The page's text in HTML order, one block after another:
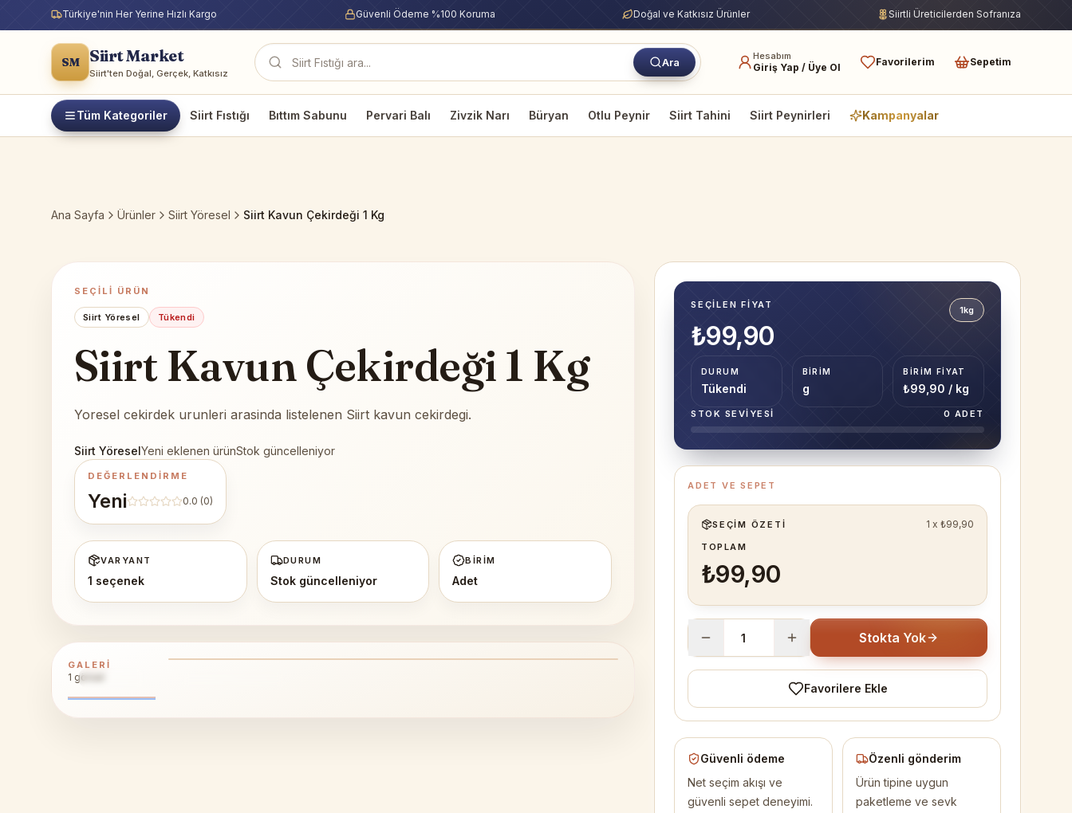
Türkiye'nin Her Yerine Hızlı Kargo Güvenli Ödeme %100 Koruma Doğal ve Katkısız Ürünler Siirtli Üreticilerden Sofranıza
SM Siirt Market
Siirt'ten Doğal, Gerçek, Katkısız Ürün ara
Ara Hesabım
Giriş Yap / Üye Ol Favorilerim Sepetim
Tüm Kategoriler Siirt Fıstığı Bıttım Sabunu Pervari Balı Zivzik Narı Büryan Otlu Peynir Siirt Tahini Siirt Peynirleri Kampanyalar
Ana Sayfa Ürünler Siirt Yöresel Siirt Kavun Çekirdeği 1 Kg
SEÇILI ÜRÜN
Siirt Yöresel Tükendi
Siirt Kavun Çekirdeği 1 Kg
Yoresel cekirdek urunleri arasinda listelenen Siirt kavun cekirdegi.
Siirt YöreselYeni eklenen ürünStok güncelleniyor
DEĞERLENDIRME
Yeni 0.0 (0)
VARYANT
1 seçenek
DURUM
Stok güncelleniyor
BIRIM
Adet
GALERI
1 görsel
Siirt kavun cekirdegi 1 kg
SEÇILEN FIYAT
₺99,90
1kg
DURUM
Tükendi
BIRIM
g
BIRIM FIYAT
₺99,90 / kg
STOK SEVIYESI 0 ADET
ADET VE SEPET
SEÇIM ÖZETI 1 x ₺99,90
TOPLAM
₺99,90
Stokta Yok
Favorilere Ekle
Güvenli ödeme
Net seçim akışı ve
güvenli sepet deneyimi.
Özenli gönderim
Ürün tipine uygun
paketleme ve sevk